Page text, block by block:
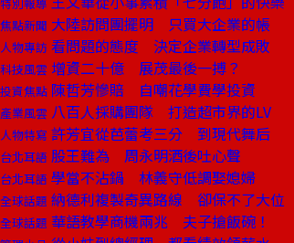
焦點新聞 大陸訪問團擺明 只買大企業的帳
人物專訪 看問題的態度 決定企業轉型成敗
科技風雲 增資二十億 展茂最後一搏？
投資焦點 陳哲芳慘賠 自嘲花學費學投資
產業風雲 八百人採購團隊 打造超市界的LV
人物特寫 許芳宜從芭蕾考三分 到現代舞后
台北耳語 股王難為 周永明酒後吐心聲
台北耳語 學當不沾鍋 林義守低調娶媳婦
全球話題 納德利複製奇異路線 卻保不了大位
全球話題 華語教學商機兩兆 夫子搶飯碗！